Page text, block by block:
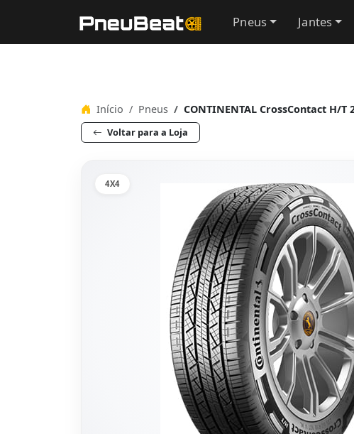
Pneus Jantes
Início Pneus CONTINENTAL CrossContact H/T
Voltar para a Loja
4X4